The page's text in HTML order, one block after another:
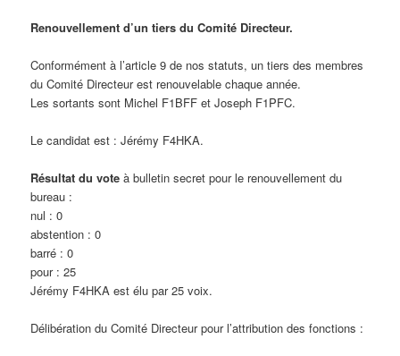
Renouvellement d’un tiers du Comité Directeur.
Conformément à l’article 9 de nos statuts, un tiers des membres
du Comité Directeur est renouvelable chaque année.
Les sortants sont Michel F1BFF et Joseph F1PFC.
Le candidat est : Jérémy F4HKA.
Résultat du vote à bulletin secret pour le renouvellement du
bureau :
nul : 0
abstention : 0
barré : 0
pour : 25
Jérémy F4HKA est élu par 25 voix.
Délibération du Comité Directeur pour l’attribution des fonctions :